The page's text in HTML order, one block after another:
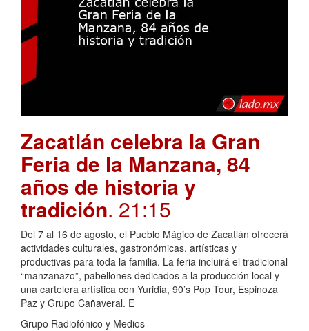
Zacatlán celebra la Gran
Feria de la Manzana, 84
años de historia y
tradición. 21:15
Del 7 al 16 de agosto, el Pueblo Mágico de Zacatlán ofrecerá
actividades culturales, gastronómicas, artísticas y
productivas para toda la familia. La feria incluirá el tradicional
“manzanazo”, pabellones dedicados a la producción local y
una cartelera artística con Yuridia, 90’s Pop Tour, Espinoza
Paz y Grupo Cañaveral. E
Grupo Radiofónico y Medios